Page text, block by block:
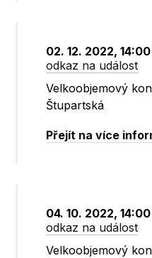
02. 12. 2022,
odkaz na událost
Velkoobjemový
Štupartská
Přejít na více
04. 10. 2022,
odkaz na událost
Velkoobjemový